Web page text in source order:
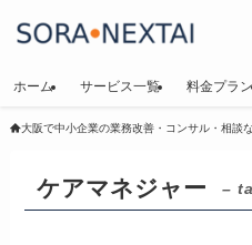
ホーム サービス一覧 料金プラン
大阪で中小企業の業務改善・コンサル・相談
ケアマネジャー –